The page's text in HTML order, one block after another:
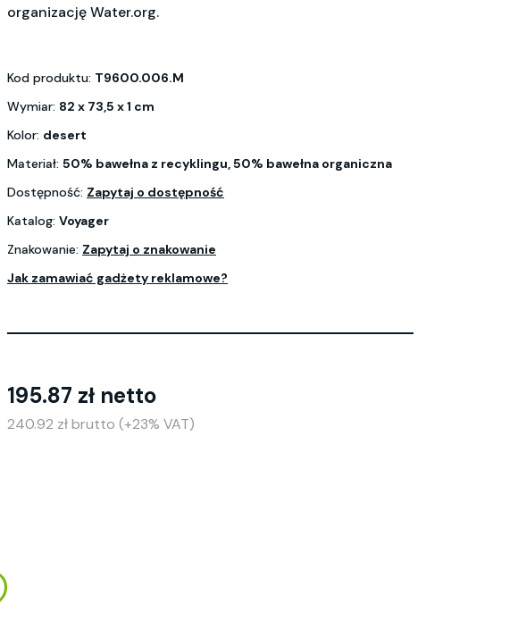
organizację Water.org.
Kod produktu: T9600.006.M
Wymiar: 82 x 73,5 x 1 cm
Kolor: desert
Materiał: 50% bawełna z recyklingu, 50% bawełna organiczna
Dostępność: Zapytaj o dostępność
Katalog: Voyager
Znakowanie: Zapytaj o znakowanie
Jak zamawiać gadżety reklamowe?
195.87 zł netto
240.92 zł brutto (+23% VAT)